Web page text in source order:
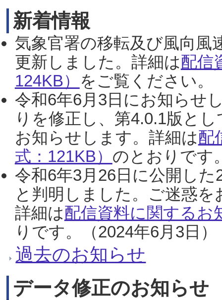
新着情報
気象官署の移転及び風向風
更新しました。詳細は配信
124KB） をご覧ください。
令和6年6月3日にお知らせ
りを修正し、第4.0.1版と
お知らせします。詳細は配
式：121KB） のとおりです
令和6年3月26日に公開し
と判明しました。ご迷惑
詳細は配信資料に関するお
りです。（2024年6月3日）
過去のお知らせ
データ修正のお知らせ